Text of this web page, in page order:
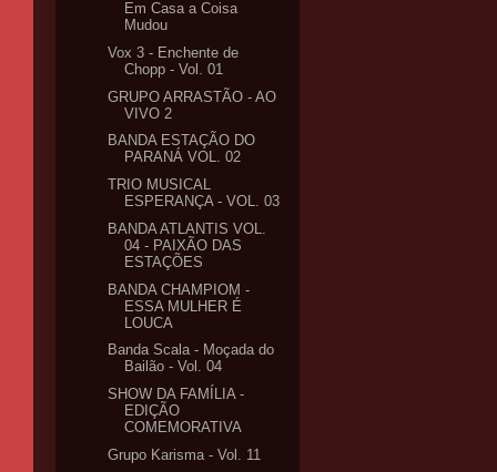
Em Casa a Coisa
Mudou
Vox 3 - Enchente de
Chopp - Vol. 01
GRUPO ARRASTÃO - AO
VIVO 2
BANDA ESTAÇÃO DO
PARANÁ VOL. 02
TRIO MUSICAL
ESPERANÇA - VOL. 03
BANDA ATLANTIS VOL.
04 - PAIXÃO DAS
ESTAÇÕES
BANDA CHAMPIOM -
ESSA MULHER É
LOUCA
Banda Scala - Moçada do
Bailão - Vol. 04
SHOW DA FAMÍLIA -
EDIÇÃO
COMEMORATIVA
Grupo Karisma - Vol. 11